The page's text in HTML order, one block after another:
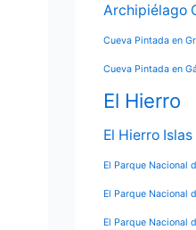
Archipiélago
Cueva Pintada en
Cueva Pintada en
El Hierro
El Hierro
El Parque Nacional
El Parque Nacional
El Parque Nacional